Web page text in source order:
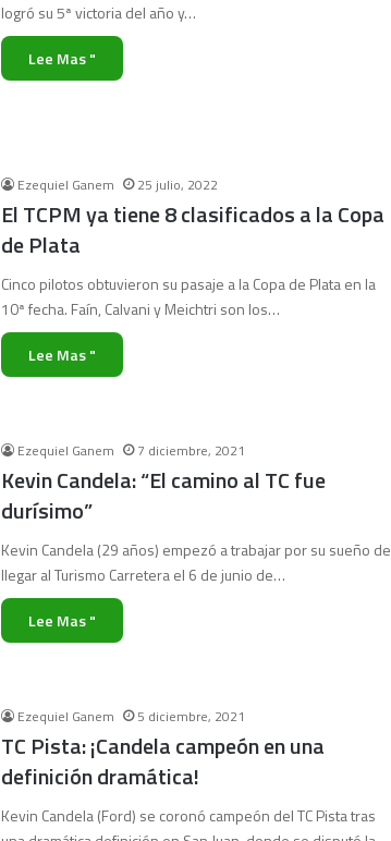
logró su 5ª victoria del año y…
Lee Mas "
Ezequiel Ganem 25 julio, 2022
El TCPM ya tiene 8 clasificados a la Copa
de Plata
Cinco pilotos obtuvieron su pasaje a la Copa de Plata en la
10ª fecha. Faín, Calvani y Meichtri son los…
Lee Mas "
Ezequiel Ganem 7 diciembre, 2021
Kevin Candela: “El camino al TC fue
durísimo”
Kevin Candela (29 años) empezó a trabajar por su sueño de
llegar al Turismo Carretera el 6 de junio de…
Lee Mas "
Ezequiel Ganem 5 diciembre, 2021
TC Pista: ¡Candela campeón en una
definición dramática!
Kevin Candela (Ford) se coronó campeón del TC Pista tras